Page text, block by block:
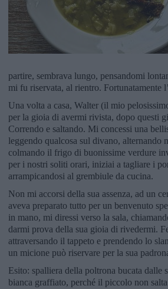
partire, sembrava lungo, pensandomi
mi fu riservata, al rientro. Fortunatamente
Una volta a casa, Walter (il mio
per la gioia di avermi rivista, dopo questi
Correndo e saltando. Mi concessi una
leggendo qualcosa sul divano, alternando
colmando il frigo di buonissime verdure
per i nostri soliti orari, iniziai a tagliare i
arrampicandosi al grembiule da cucina.
Non mi accorsi della sua assenza, ad un
aveva preparato tutto per un benvenuto
in mano, mi diressi verso la sala,
darmi prova della sua gioia di rivedermi.
attraversando il tappeto e prendendo lo
un micione può riservare per la sua
Esito: spalliera della poltrona bucata
bianca graffiato, perché il piccolo non